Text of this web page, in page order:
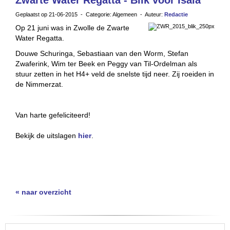
Geplaatst op 21-06-2015 - Categorie: Algemeen - Auteur: Redactie
Op 21 juni was in Zwolle de Zwarte
Water Regatta.
Douwe Schuringa, Sebastiaan van den Worm, Stefan
Zwaferink, Wim ter Beek en Peggy van Til-Ordelman als
stuur zetten in het H4+ veld de snelste tijd neer. Zij roeiden in
de Nimmerzat.
Van harte gefeliciteerd!
Bekijk de uitslagen hier.
« naar overzicht